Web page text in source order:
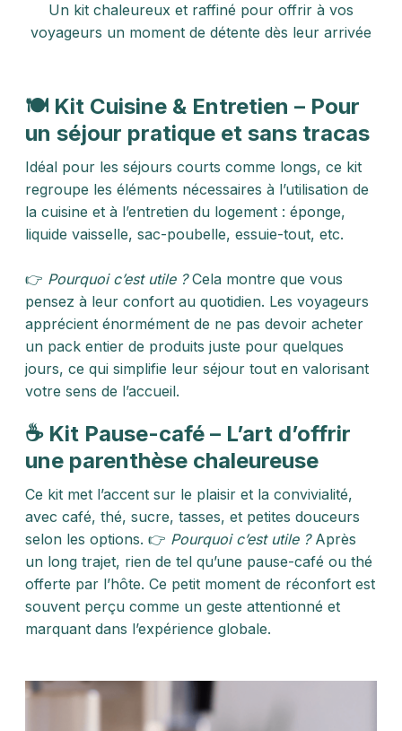
Un kit chaleureux et raffiné pour offrir à vos
voyageurs un moment de détente dès leur arrivée
🍽️ Kit Cuisine & Entretien – Pour
un séjour pratique et sans tracas
Idéal pour les séjours courts comme longs, ce kit
regroupe les éléments nécessaires à l’utilisation de
la cuisine et à l’entretien du logement : éponge,
liquide vaisselle, sac-poubelle, essuie-tout, etc.
👉 Pourquoi c’est utile ?Cela montre que vous
pensez à leur confort au quotidien. Les voyageurs
apprécient énormément de ne pas devoir acheter
un pack entier de produits juste pour quelques
jours, ce qui simplifie leur séjour tout en valorisant
votre sens de l’accueil.
☕ Kit Pause-café – L’art d’offrir
une parenthèse chaleureuse
Ce kit met l’accent sur le plaisir et la convivialité,
avec café, thé, sucre, tasses, et petites douceurs
selon les options. 👉 Pourquoi c’est utile ?Après
un long trajet, rien de tel qu’une pause-café ou thé
offerte par l’hôte. Ce petit moment de réconfort est
souvent perçu comme un geste attentionné et
marquant dans l’expérience globale.